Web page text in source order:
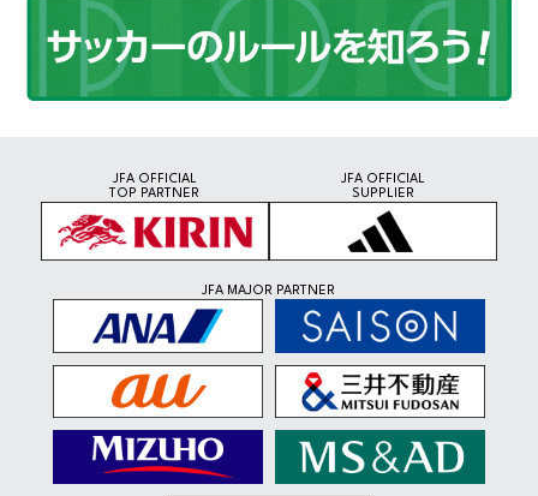
JFA OFFICIAL
TOP PARTNER
JFA OFFICIAL
SUPPLIER
JFA MAJOR PARTNER